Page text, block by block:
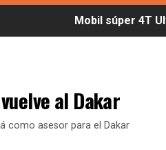
Mobil súper 4T
al Dakar
como asesor para el Dakar